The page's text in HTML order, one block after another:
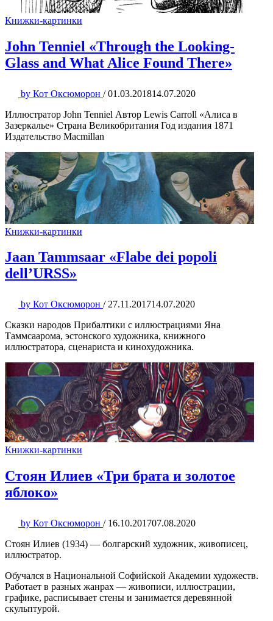
Книжки-картинки
John Tenniel «Through the Looking-
Glass and What Alice Found There»
by Кот Оксюморон / 01.03.201814.07.2020
Иллюстратор John Tenniel Автор Lewis Carroll «Алиса в
Зазеркалье» Страна Великобритания Год издания 1871
Издательство Macmillan
Книжки-картинки
Jaan Tammsaar «Flabe dei popoli
dell’URSS»
by Кот Оксюморон / 27.11.201714.07.2020
Сказки народов Прибалтики с иллюстрациями Яна
Таммсаарома, эстонского художника, книжного
иллюстратора, сценариста и кинохудожника.
Книжки-картинки
Стоян Илиев «Три брата и золотое
яблоко»
by Кот Оксюморон / 16.10.201707.08.2020
Стоян Илиев (1934) — болгарский художник, живописец,
иллюстратор.
Обучался в Национальной Софийской Академии художеств.
Работает в разных жанрах — живописи, иллюстрации,
графике, расписывает стены и занимается деревянной
скульптурой.